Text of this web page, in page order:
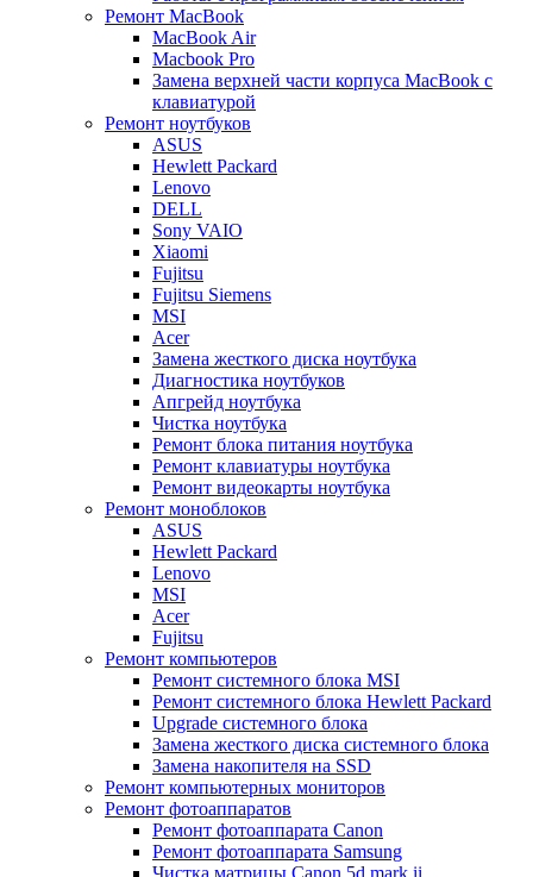
Ремонт MacBook
MacBook Air
Macbook Pro
Замена верхней части корпуса MacBook с
клавиатурой
Ремонт ноутбуков
ASUS
Hewlett Packard
Lenovo
DELL
Sony VAIO
Xiaomi
Fujitsu
Fujitsu Siemens
MSI
Acer
Замена жесткого диска ноутбука
Диагностика ноутбуков
Апгрейд ноутбука
Чистка ноутбука
Ремонт блока питания ноутбука
Ремонт клавиатуры ноутбука
Ремонт видеокарты ноутбука
Ремонт моноблоков
ASUS
Hewlett Packard
Lenovo
MSI
Acer
Fujitsu
Ремонт компьютеров
Ремонт системного блока MSI
Ремонт системного блока Hewlett Packard
Upgrade системного блока
Замена жесткого диска системного блока
Замена накопителя на SSD
Ремонт компьютерных мониторов
Ремонт фотоаппаратов
Ремонт фотоаппарата Canon
Ремонт фотоаппарата Samsung
Чистка матрицы Canon 5d mark ii